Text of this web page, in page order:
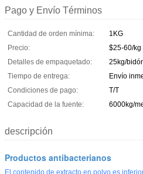
Pago y Envío Términos
Cantidad de orden mínima:
1KG
Precio:
$25-60/kg
Detalles de empaquetado:
25kg/
Tiempo de entrega:
Envío
Condiciones de pago:
T/T
Capacidad de la fuente:
6000kg/
descripción
Productos antibacterianos
El contenido de extracto en polvo es